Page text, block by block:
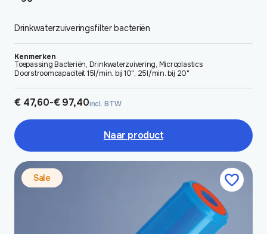
Drinkwaterzuiveringsfilter bacteriën
Kenmerken
Toepassing Bacteriën, Drinkwaterzuivering, Microplastics
Doorstroomcapaciteit 15l/min. bij 10", 25l/min. bij 20"
€47,60-€97,40
Prijsklasse:
€ 47,60
tot
€ 97,40
incl. BTW
Naar product